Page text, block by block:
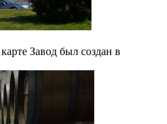
Завод был создан в